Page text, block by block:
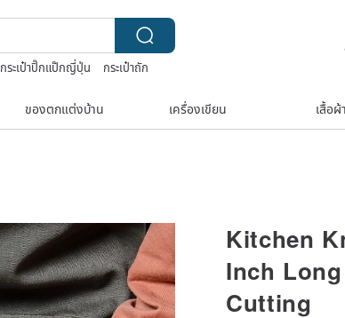
กระเป๋าปิ๊กแป๊กญี่ปุ่น
กระเป๋าถัก
ของตกแต่งบ้าน เครื่องเขียน เสื้อผ้า
Kitchen
Inch
Cutting